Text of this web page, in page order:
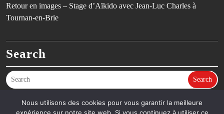
Retour en images – Stage d’Aïkido avec Jean-Luc Charles à
Tournan-en-Brie
Search
Search
Nous utilisons des cookies pour vous garantir la meilleure